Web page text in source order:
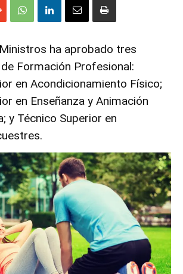
ha aprobado tres
Formación Profesional:
en Acondicionamiento Físico;
en Enseñanza y Animación
y Técnico Superior en